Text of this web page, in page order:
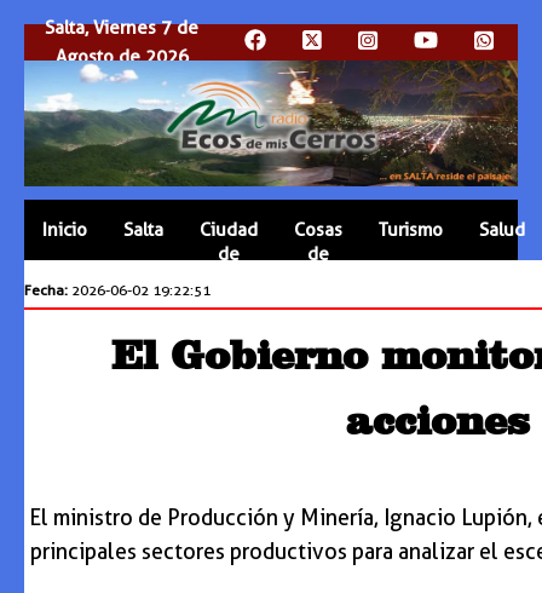
Salta, Viernes 7 de
Agosto de 2026
Inicio Salta
Ciudad
de
Cosas
de
Turismo Salud
Fecha: 2026-06-02 19:22:51
El Gobierno
El ministro de Producción y Minería, Ignacio
principales sectores productivos para analizar el